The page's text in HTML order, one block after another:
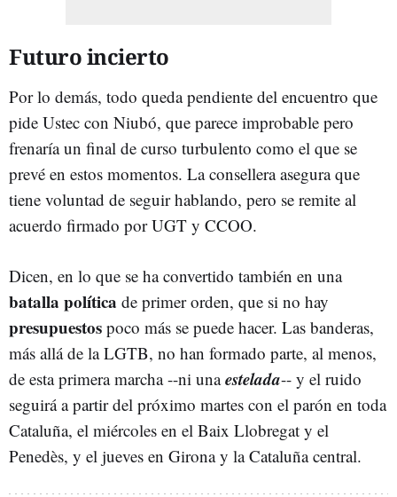
Futuro incierto
Por lo demás, todo queda pendiente del encuentro que
pide Ustec con Niubó, que parece improbable pero
frenaría un final de curso turbulento como el que se
prevé en estos momentos. La consellera asegura que
tiene voluntad de seguir hablando, pero se remite al
acuerdo firmado por UGT y CCOO.
Dicen, en lo que se ha convertido también en una
batalla política de primer orden, que si no hay
presupuestos poco más se puede hacer. Las banderas,
más allá de la LGTB, no han formado parte, al menos,
de esta primera marcha --ni unaestelada-- y el ruido
seguirá a partir del próximo martes con el parón en toda
Cataluña, el miércoles en el Baix Llobregat y el
Penedès, y el jueves en Girona y la Cataluña central.